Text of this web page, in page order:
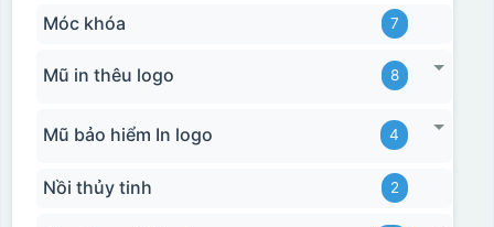
Móc khóa 7
Mũ in thêu logo 8
Mũ bảo hiểm In logo 4
Nồi thủy tinh 2